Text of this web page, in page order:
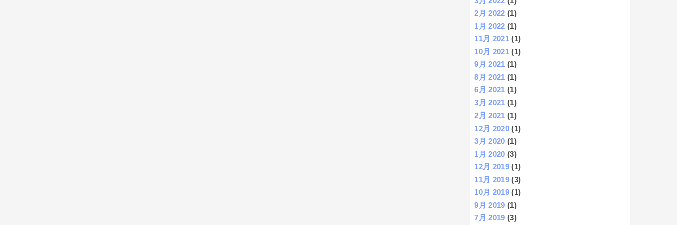
2月 2022 (1)
1月 2022 (1)
11月 2021 (1)
10月 2021 (1)
9月 2021 (1)
8月 2021 (1)
6月 2021 (1)
3月 2021 (1)
2月 2021 (1)
12月 2020 (1)
3月 2020 (1)
1月 2020 (3)
12月 2019 (1)
11月 2019 (3)
10月 2019 (1)
9月 2019 (1)
7月 2019 (3)